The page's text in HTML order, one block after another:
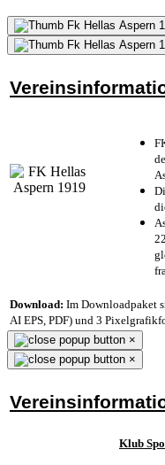
Download: Im Downloadpaket
AI EPS, PDF) und 3
×
×
Klub